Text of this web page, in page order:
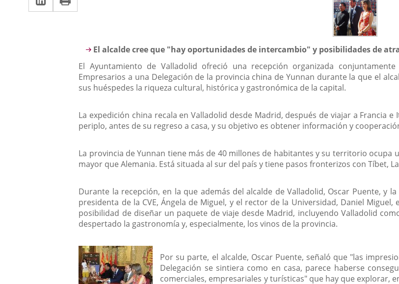
aplicación
a
aplicación
externa.
Descripción
El alcalde cree que "hay oportunidades de intercambio" y posibilidades de
El Ayuntamiento de Valladolid ofreció una recepción organizada
Empresarios a una Delegación de la provincia china de Yunnan durante la que el
sus huéspedes la riqueza cultural, histórica y gastronómica de la capital.
La expedición china recala en Valladolid desde Madrid, después de viajar a Francia e
periplo, antes de su regreso a casa, y su objetivo es obtener información y
La provincia de Yunnan tiene más de 40 millones de habitantes y su territorio ocupa
mayor que Alemania. Está situada al sur del país y tiene pasos fronterizos con Tíbet,
Durante la recepción, en la que además del alcalde de Valladolid, Oscar Puente, y
presidenta de la CVE, Ángela de Miguel, y el rector de la Universidad, Daniel
posibilidad de diseñar un paquete de viaje desde Madrid, incluyendo Valladolid
despertado la gastronomía y, especialmente, los vinos de la provincia.
Por su parte, el alcalde, Oscar Puente, señaló que "las
Delegación se sintiera como en casa, parece haberse
comerciales, empresariales y turísticas" que hay que explorar,